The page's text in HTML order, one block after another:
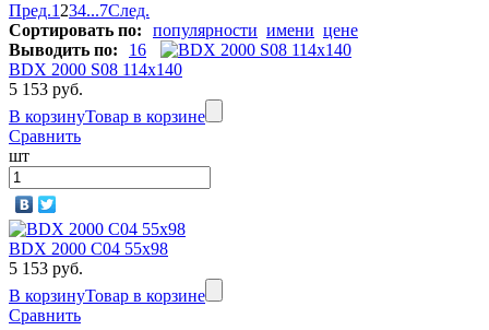
Пред.1 234...7След.
Сортировать по:
популярности имени цене
Выводить по:
16
BDX 2000 S08 114х140
5 153 руб.
В корзинуТовар в корзине
Сравнить
шт
BDX 2000 C04 55x98
5 153 руб.
В корзинуТовар в корзине
Сравнить